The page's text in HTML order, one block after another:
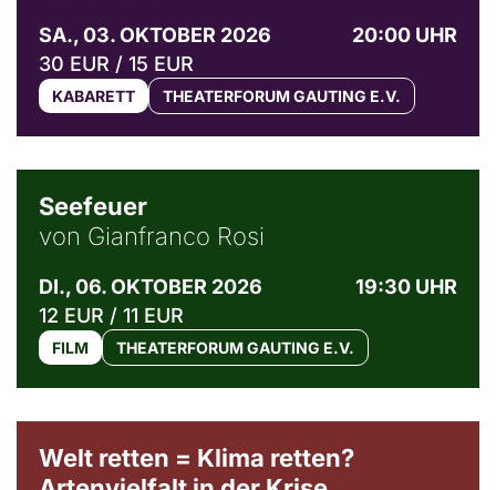
SA., 03. OKTOBER 2026
20:00 UHR
30 EUR / 15 EUR
KABARETT THEATERFORUM GAUTING E.V.
Seefeuer
von Gianfranco Rosi
DI., 06. OKTOBER 2026
19:30 UHR
12 EUR / 11 EUR
FILM THEATERFORUM GAUTING E.V.
Welt retten = Klima retten?